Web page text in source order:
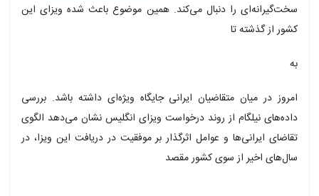
را دنبال می‌کند. همین موضوع باعث شده ویزای این
از گذشته تا
در میان متقاضیان ایرانی جایگاه ویژه‌ای داشته باشد. بررسی
نیلگام از روند درخواست ویزای انگلیس نشان می‌دهد الگوی
ایرانی‌ها و عوامل اثرگذار بر موفقیت در دریافت این ویزا، در
اخیر از سوی کشور مقصد